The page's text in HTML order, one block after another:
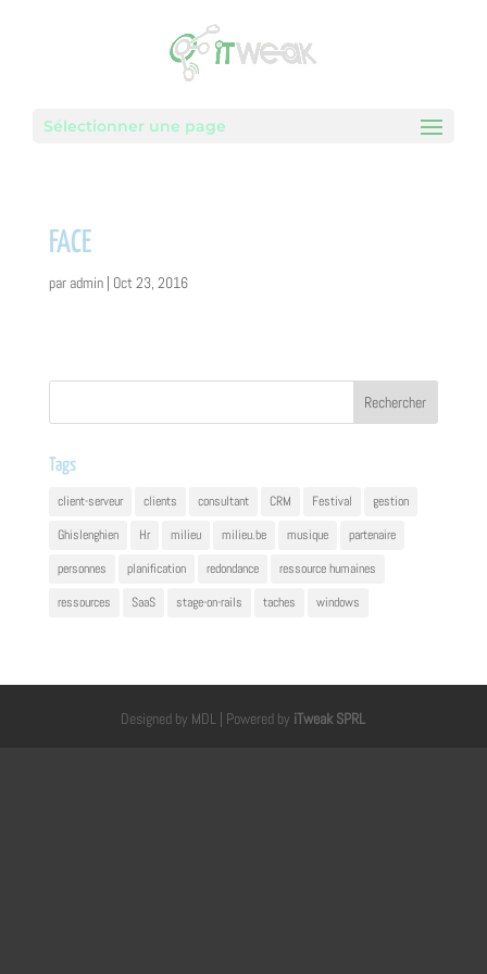
Sélectionner une page
FACE
par admin| Oct 23, 2016
Tags
client-serveur clients consultant CRM Festival
gestion
Ghislenghien
Hr milieu milieu.be musique
partenaire
personnes
planification redondance
ressource humaines
ressources
SaaS stage-on-rails taches windows
Designed by MDL | Powered by iTweak SPRL